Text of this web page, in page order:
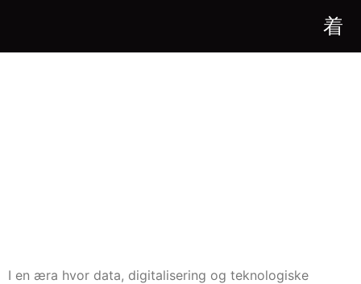
I en æra hvor data, digitalisering og teknologiske